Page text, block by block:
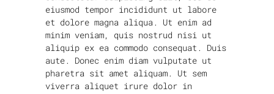
eiusmod tempor incididunt ut labore
et dolore magna aliqua. Ut enim ad
minim veniam, quis nostrud nisi ut
aliquip ex ea commodo consequat. Duis
aute. Donec enim diam vulputate ut
pharetra sit amet aliquam. Ut sem
viverra aliquet irure dolor in